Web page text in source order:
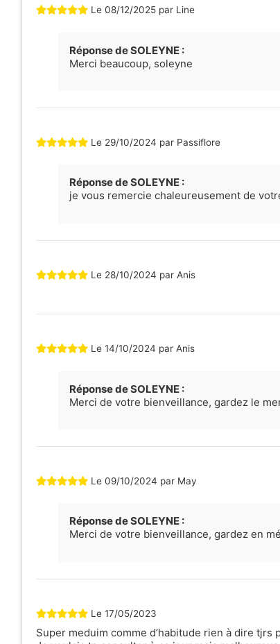
Le 08/12/2025 par Line
Réponse de SOLEYNE :
Merci beaucoup, soleyne
Le 29/10/2024 par Passiflore
Réponse de SOLEYNE :
je vous remercie chaleureusement de
Le 28/10/2024 par Anis
Le 14/10/2024 par Anis
Réponse de SOLEYNE :
Merci de votre bienveillance, gardez le
Le 09/10/2024 par May
Réponse de SOLEYNE :
Merci de votre bienveillance, gardez en
Le 17/05/2023
Super meduim comme d’habitude rien à dire tjrs